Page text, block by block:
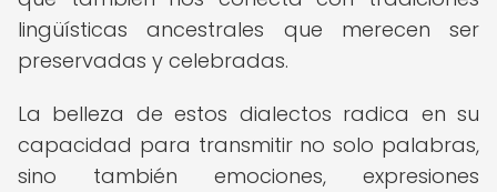
lingüísticas ancestrales que merecen ser
preservadas y celebradas.
La belleza de estos dialectos radica en su
capacidad para transmitir no solo palabras,
sino también emociones, expresiones